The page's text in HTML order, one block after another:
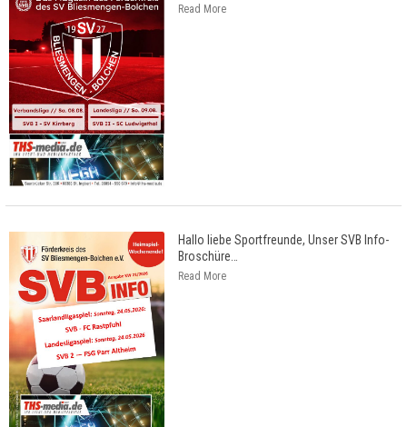
Read More
Hallo liebe Sportfreunde, Unser SVB Info-
Broschüre
Read More